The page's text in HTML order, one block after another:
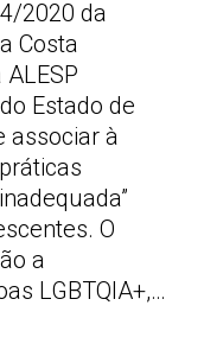
2020 da
Costa
Estado de
associar à
O
a
LGBTQIA+,…